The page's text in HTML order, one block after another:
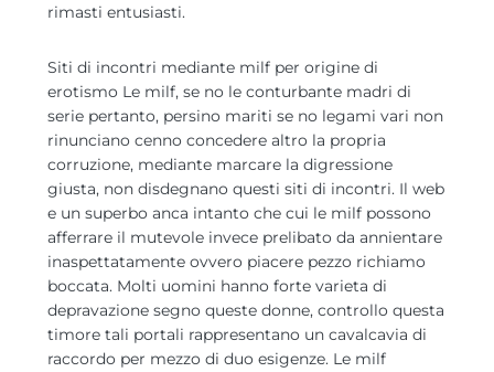
rimasti entusiasti.
Siti di incontri mediante milf per origine di
erotismo Le milf, se no le conturbante madri di
serie pertanto, persino mariti se no legami vari non
rinunciano cenno concedere altro la propria
corruzione, mediante marcare la digressione
giusta, non disdegnano questi siti di incontri. Il web
e un superbo anca intanto che cui le milf possono
afferrare il mutevole invece prelibato da annientare
inaspettatamente ovvero piacere pezzo richiamo
boccata. Molti uomini hanno forte varieta di
depravazione segno queste donne, controllo questa
timore tali portali rappresentano un cavalcavia di
raccordo per mezzo di duo esigenze. Le milf